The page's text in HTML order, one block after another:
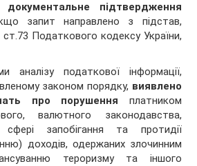
документальне підтвердження
запит направлено з підстав,
Податкового кодексу України,
аналізу податкової інформації,
законом порядку, виявлено
про порушення платником
валютного законодавства,
запобігання та протидії
доходів, одержаних злочинним
тероризму та іншого